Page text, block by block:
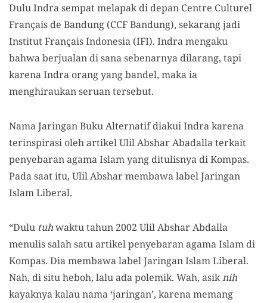
Dulu Indra sempat melapak di depan Centre Culturel
Français de Bandung (CCF Bandung), sekarang jadi
Institut Français Indonesia (IFI). Indra mengaku
bahwa berjualan di sana sebenarnya dilarang, tapi
karena Indra orang yang bandel, maka ia
menghiraukan seruan tersebut.
Nama Jaringan Buku Alternatif diakui Indra karena
terinspirasi oleh artikel Ulil Abshar Abadalla terkait
penyebaran agama Islam yang ditulisnya di Kompas.
Pada saat itu, Ulil Abshar membawa label Jaringan
Islam Liberal.
“Dulu tuhwaktu tahun 2002 Ulil Abshar Abdalla
menulis salah satu artikel penyebaran agama Islam di
Kompas. Dia membawa label Jaringan Islam Liberal.
Nah, di situ heboh, lalu ada polemik. Wah, asiknih
kayaknya kalau nama ‘jaringan’, karena memang